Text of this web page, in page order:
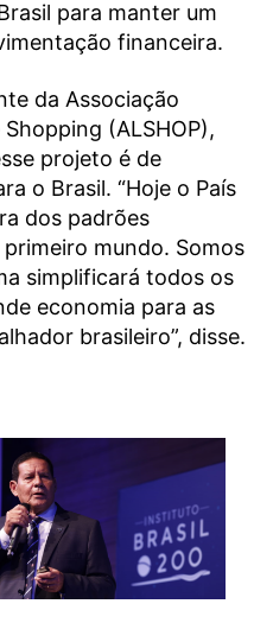
para manter um
financeira.
da Associação
(ALSHOP),
projeto é de
o Brasil. “Hoje o País
dos padrões
mundo. Somos
simplificará todos os
economia para as
brasileiro”, disse.